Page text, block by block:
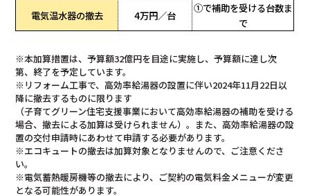
電気温水器の撤去
4万円／台
①で補助を受ける台数ま
で
※本加算措置は、予算額32億円を目途に実施し、予算額に達し次
第、終了を予定しています。
※リフォーム工事で、高効率給湯器の設置に伴い2024年11月22日以
降に撤去するものに限ります
（子育てグリーン住宅支援事業において高効率給湯器の補助を受ける
場合、撤去による加算は受けられません）。また、高効率給湯器の設
置の交付申請時にあわせて申請する必要があります。
※エコキュートの撤去は加算対象となりませんので、ご注意くださ
い。
※電気蓄熱暖房機等の撤去により、ご契約の電気料金メニューが変更
となる可能性があります。